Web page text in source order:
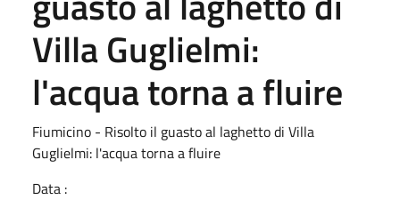
Villa Guglielmi:
l'acqua torna a fluire
Fiumicino - Risolto il guasto al laghetto di Villa
Guglielmi: l'acqua torna a fluire
Data :